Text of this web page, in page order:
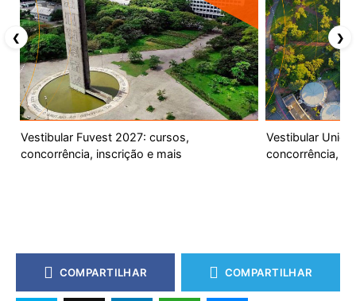
Vestibular Fuvest 2027: cursos,
concorrência, inscrição e mais
Vestibular
concorrência,
❮ ❯
COMPARTILHAR COMPARTILHAR